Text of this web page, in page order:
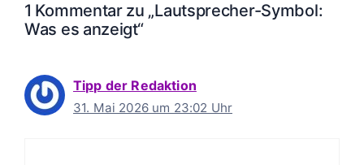
1 Kommentar zu „Lautsprecher-Symbol:
Was es anzeigt“
Tipp der Redaktion
31. Mai 2026 um 23:02 Uhr